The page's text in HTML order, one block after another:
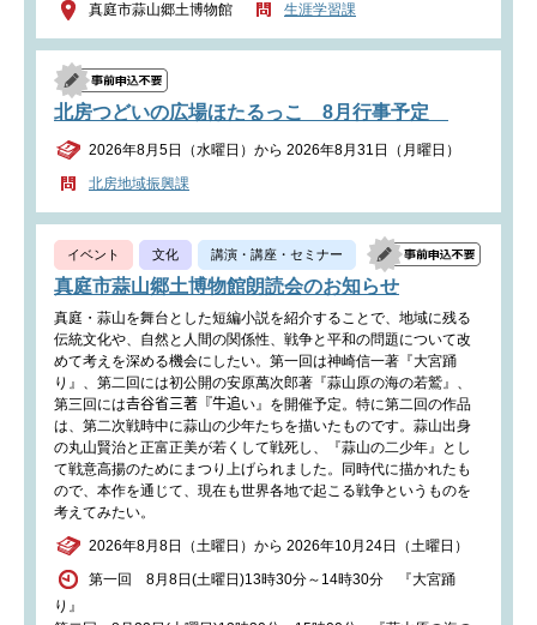
真庭市蒜山郷土博物館
生涯学習課
北房つどいの広場ほたるっこ 8月行事予定
2026年8月5日（水曜日）から 2026年8月31日（月曜日）
北房地域振興課
イベント 文化 講演・講座・セミナー
真庭市蒜山郷土博物館朗読会のお知らせ
真庭・蒜山を舞台とした短編小説を紹介することで、地域に残る
伝統文化や、自然と人間の関係性、戦争と平和の問題について改
めて考えを深める機会にしたい。第一回は神崎信一著『大宮踊
り』、第二回には初公開の安原萬次郎著『蒜山原の海の若鷲』、
第三回には𠮷谷省三著『牛追い』を開催予定。特に第二回の作品
は、第二次戦時中に蒜山の少年たちを描いたものです。蒜山出身
の丸山賢治と正富正美が若くして戦死し、『蒜山の二少年』とし
て戦意高揚のためにまつり上げられました。同時代に描かれたも
ので、本作を通じて、現在も世界各地で起こる戦争というものを
考えてみたい。
2026年8月8日（土曜日）から 2026年10月24日（土曜日）
第一回 8月8日(土曜日)13時30分～14時30分 『大宮踊
り』